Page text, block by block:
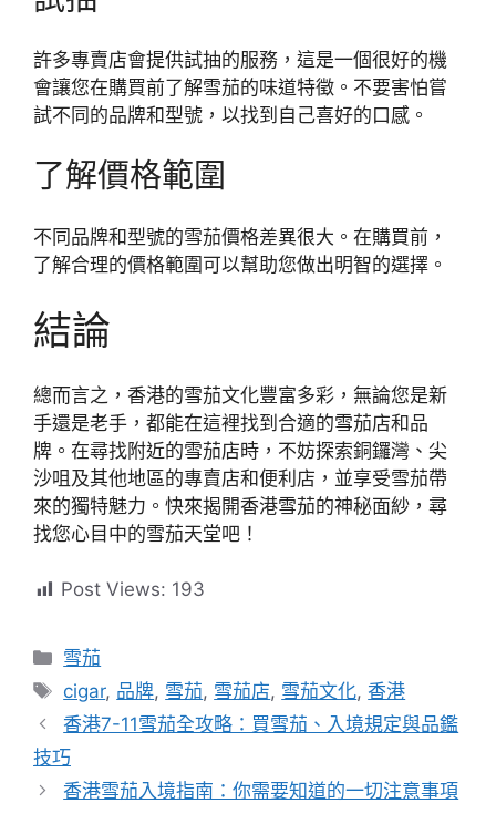
許多專賣店會提供試抽的服務，這是一個很好的機
會讓您在購買前了解雪茄的味道特徵。不要害怕嘗
試不同的品牌和型號，以找到自己喜好的口感。
了解價格範圍
不同品牌和型號的雪茄價格差異很大。在購買前，
了解合理的價格範圍可以幫助您做出明智的選擇。
結論
總而言之，香港的雪茄文化豐富多彩，無論您是新
手還是老手，都能在這裡找到合適的雪茄店和品
牌。在尋找附近的雪茄店時，不妨探索銅鑼灣、尖
沙咀及其他地區的專賣店和便利店，並享受雪茄帶
來的獨特魅力。快來揭開香港雪茄的神秘面紗，尋
找您心目中的雪茄天堂吧！
Post Views: 193
分
類
雪茄
標
籤
cigar, 品牌, 雪茄, 雪茄店, 雪茄文化, 香港
香港7-11雪茄全攻略：買雪茄、入境規定與品鑑
技巧
香港雪茄入境指南：你需要知道的一切注意事項